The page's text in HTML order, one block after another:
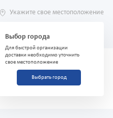
Укажите свое местоположение
Выбор города
Для быстрой организации
доставки необходимо уточнить
свое местоположение
Выбрать город